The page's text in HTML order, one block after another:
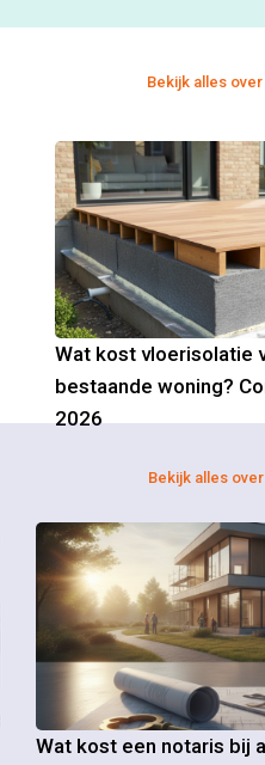
Bekijk alles
Wat kost vloerisolatie
bestaande woning?
2026
Bekijk alles
Wat kost een notaris bij